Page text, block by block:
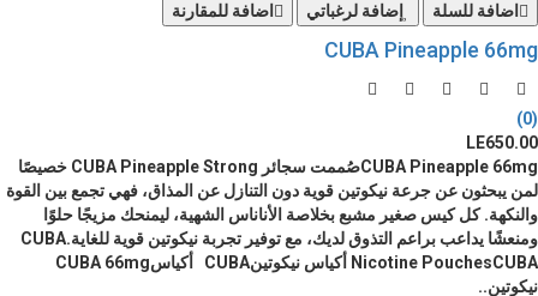
اضافة للسلة إضافة لرغباتي اضافة للمقارنة
CUBA Pineapple 66mg
(0)
LE650.00
CUBA Pineapple 66mgصُممت سجائر CUBA Pineapple Strong خصيصًا
لمن يبحثون عن جرعة نيكوتين قوية دون التنازل عن المذاق، فهي تجمع بين القوة
والنكهة. كل كيس صغير مشبع بخلاصة الأناناس الشهية، ليمنحك مزيجًا حلوًا
ومنعشًا يداعب براعم التذوق لديك، مع توفير تجربة نيكوتين قوية للغاية.CUBA
Nicotine PouchesCUBA أكياس نيكوتينCUBA أكياسCUBA 66mg
نيكوتين..